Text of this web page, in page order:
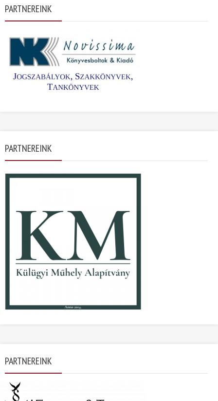
PARTNEREINK
PARTNEREINK
PARTNEREINK